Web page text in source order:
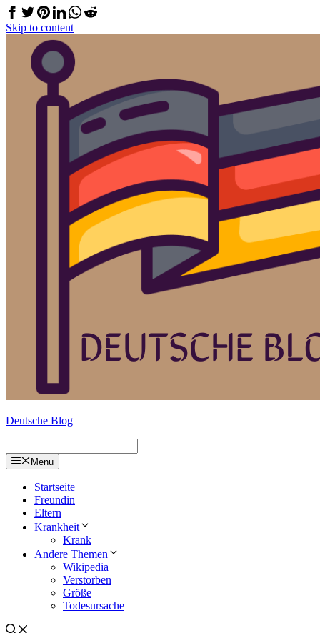
Skip to content
Deutsche Blog
Menu
Startseite
Freundin
Eltern
Krankheit
Krank
Andere Themen
Wikipedia
Verstorben
Größe
Todesursache